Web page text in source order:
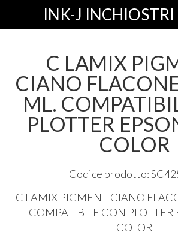
INK-J
C LAMIX
CIANO
ML.
PLOTTER
COLOR
Codice prodotto:
C LAMIX PIGMENT CIANO
COMPATIBILE CON PLOTTER
COLOR